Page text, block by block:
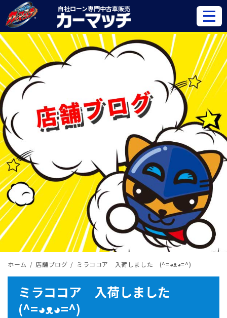
自社ローン専門中古車販売
ホーム 店舗ブログ ミラココア 入荷しました (^=◕ᴥ◕=^)
ミラココア 入荷しました
(^=◕ᴥ◕=^)